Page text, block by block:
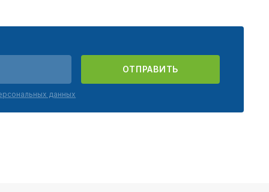
ОТПРАВИТЬ
данных